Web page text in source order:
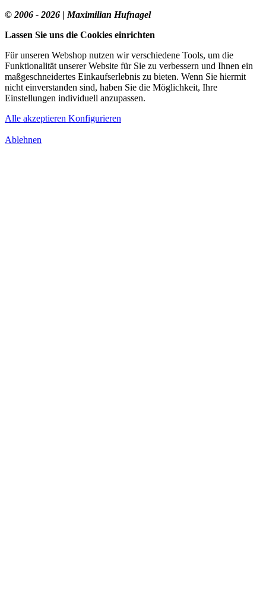
© 2006 - 2026 | Maximilian Hufnagel
Lassen Sie uns die Cookies einrichten
Für unseren Webshop nutzen wir verschiedene Tools, um die
Funktionalität unserer Website für Sie zu verbessern und Ihnen ein
maßgeschneidertes Einkaufserlebnis zu bieten. Wenn Sie hiermit
nicht einverstanden sind, haben Sie die Möglichkeit, Ihre
Einstellungen individuell anzupassen.
Alle akzeptieren Konfigurieren
Ablehnen